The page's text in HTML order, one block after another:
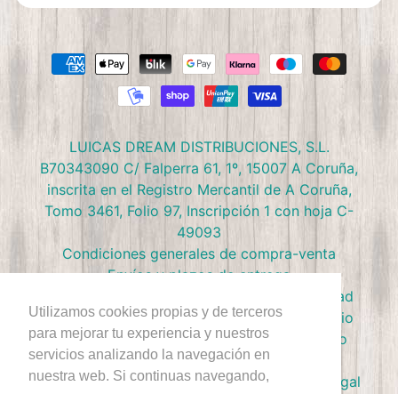
Utilizamos cookies propias y de terceros
para mejorar tu experiencia y nuestros
servicios analizando la navegación en
nuestra web. Si continuas navegando,
LUICAS DREAM DISTRIBUCIONES, S.L.
B70343090 C/ Falperra 61, 1º, 15007 A Coruña,
inscrita en el Registro Mercantil de A Coruña,
Tomo 3461, Folio 97, Inscripción 1 con hoja C-
49093
Condiciones generales de compra-venta
Envíos y plazos de entrega
Política de privacidad
Política de devolución
Términos de Servicio
Política de Cookies
Política de reembolso
Condiciones Club Doctor Panush
Ejercer derecho de desestimiento
Aviso Legal